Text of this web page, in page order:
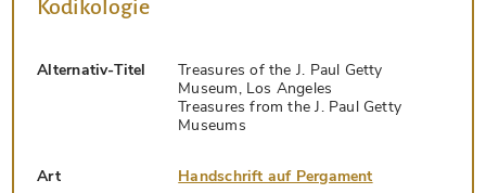
Kodikologie
Alternativ-Titel
Treasures of the J. Paul Getty
Museum, Los Angeles
Treasures from the J. Paul Getty
Museums
Art Handschrift auf Pergament